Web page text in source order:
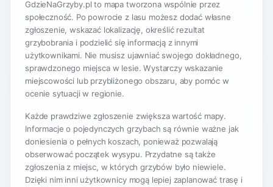
GdzieNaGrzyby.pl to mapa tworzona wspólnie przez
społeczność. Po powrocie z lasu możesz dodać własne
zgłoszenie, wskazać lokalizację, określić rezultat
grzybobrania i podzielić się informacją z innymi
użytkownikami. Nie musisz ujawniać swojego dokładnego,
sprawdzonego miejsca w lesie. Wystarczy wskazanie
miejscowości lub przybliżonego obszaru, aby pomóc w
ocenie sytuacji w regionie.
Każde prawdziwe zgłoszenie zwiększa wartość mapy.
Informacje o pojedynczych grzybach są równie ważne jak
doniesienia o pełnych koszach, ponieważ pozwalają
obserwować początek wysypu. Przydatne są także
zgłoszenia z miejsc, w których grzybów było niewiele.
Dzięki nim inni użytkownicy mogą lepiej zaplanować trasę i